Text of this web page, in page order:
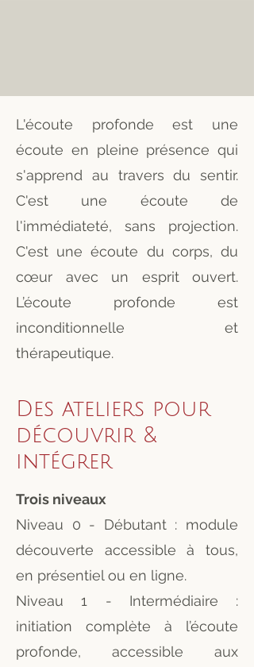
L'écoute profonde est une
écoute en pleine présence qui
s'apprend au travers du sentir.
C'est une écoute de
l'immédiateté, sans projection.
C'est une écoute du corps, du
cœur avec un esprit ouvert.
L’écoute profonde est
inconditionnelle et
thérapeutique.
Des ateliers pour
découvrir &
intégrer
Trois niveaux
Niveau 0 - Débutant : module
découverte accessible à tous,
en présentiel ou en ligne.
Niveau 1 - Intermédiaire :
initiation complète à l’écoute
profonde, accessible aux